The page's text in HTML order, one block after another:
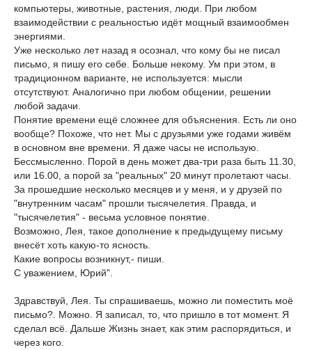
компьютеры, животные, растения, люди. При любом
взаимодействии с реальностью идёт мощный взаимообмен
энергиями.
Уже несколько лет назад я осознал, что кому бы не писал
письмо, я пишу его себе. Больше некому. Ум при этом, в
традиционном варианте, не используется: мысли
отсутствуют. Аналогично при любом общении, решении
любой задачи.
Понятие времени ещё сложнее для объяснения. Есть ли оно
вообще? Похоже, что нет. Мы с друзьями уже годами живём
в основном вне времени. Я даже часы не использую.
Бессмысленно. Порой в день может два-три раза быть 11.30,
или 16.00, а порой за "реальных" 20 минут пролетают часы.
За прошедшие несколько месяцев и у меня, и у друзей по
"внутренним часам" прошли тысячелетия. Правда, и
"тысячелетия" - весьма условное понятие.
Возможно, Лея, такое дополнение к предыдущему письму
внесёт хоть какую-то ясность.
Какие вопросы возникнут,- пиши.
С уважением, Юрий".
Здравствуй, Лея. Ты спрашиваешь, можно ли поместить моё
письмо?. Можно. Я записал, то, что пришло в тот момент. Я
сделал всё. Дальше Жизнь знает, как этим распорядиться, и
через кого.